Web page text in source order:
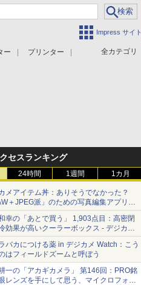
Impress サイト
全カテゴリ
ー
プリンター
セスランキング
24時間 1週間 1カ月
メアイテム丼：ありそうでなかった？
＋JPEG派」のための写真編集アプリ
デフォルトのJPEGを大切にする
」
幸の「あとで買う」 1,903点目：高密閉
効果が高いクーラーボックス - デジカメ
バカにつける薬 in デジカメ Watch：こう
はフィールドズームと呼ぼう
一の「アカギカメラ」 第146回：PRO銘
レンズを手にして思う、マイクロフォー